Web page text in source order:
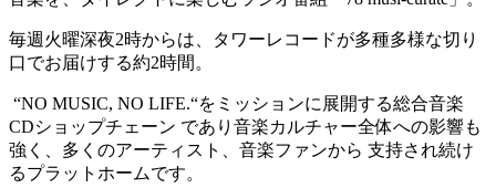
毎週火曜深夜2時からは、タワーレコードが多種多様な切り
口でお届けする約2時間。
“NO MUSIC, NO LIFE.“をミッションに展開する総合音楽
CDショップチェーン であり音楽カルチャー全体への影響も
強く、多くのアーティスト、音楽ファンから 支持され続け
るプラットホームです。